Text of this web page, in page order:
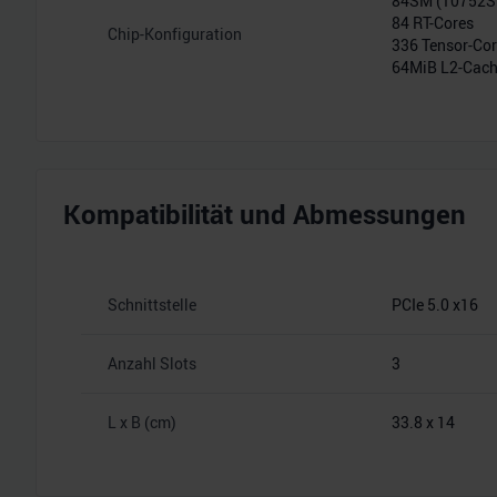
Chip-Konfiguration
84 RT-Cores
336 Tensor-
64MiB L2-
Kompatibilität und Abmessungen
Schnittstelle PCIe 5.0 x16
Anzahl Slots 3
L x B (cm) 33.8 x 14